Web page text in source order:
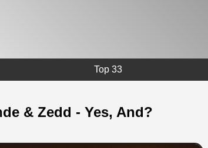
Top 33
& Zedd - Yes, And?